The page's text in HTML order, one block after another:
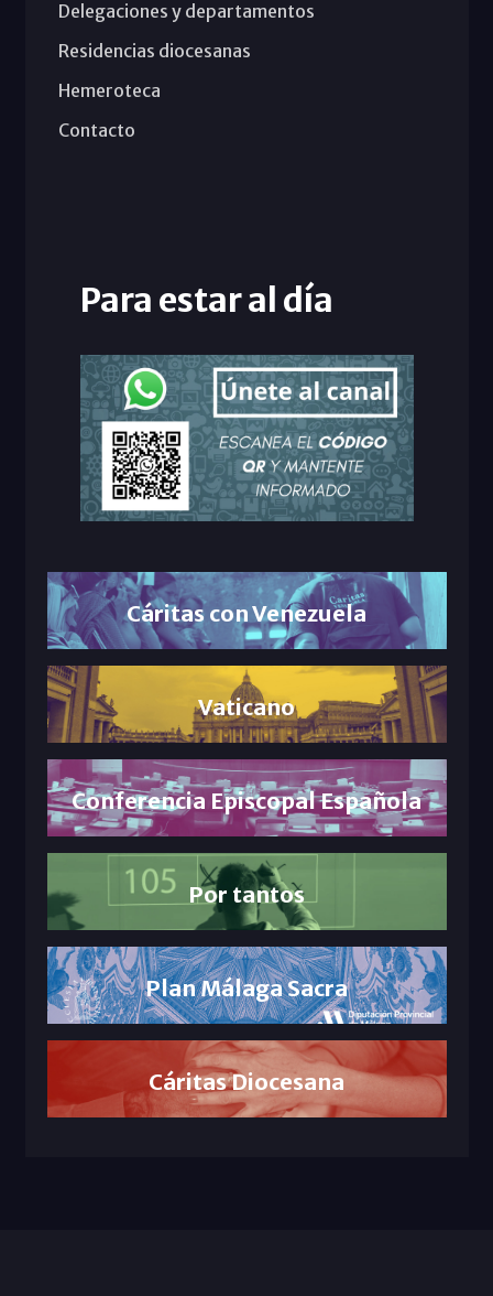
Delegaciones y departamentos
Residencias diocesanas
Hemeroteca
Contacto
Para estar al día
Cáritas con Venezuela
Vaticano
Conferencia Episcopal Española
Por tantos
Plan Málaga Sacra
Cáritas Diocesana